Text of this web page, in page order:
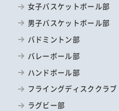
女子バスケットボール部
男子バスケットボール部
バドミントン部
バレーボール部
ハンドボール部
フライングディスククラブ
ラグビー部